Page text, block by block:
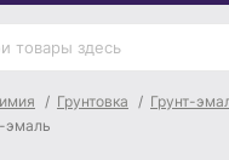
Грунтовка
Грунт-
эмаль